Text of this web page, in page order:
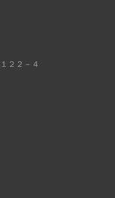
２２－４